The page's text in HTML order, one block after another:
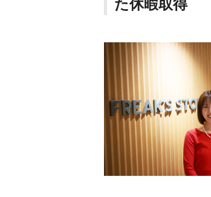
た休暇取得